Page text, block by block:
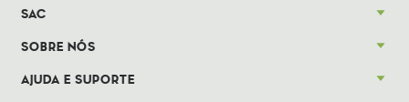
SAC
SOBRE NÓS
AJUDA E SUPORTE